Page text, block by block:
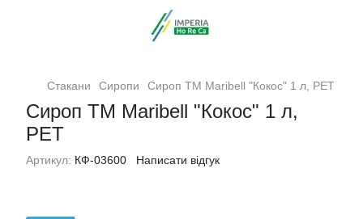
Стакани Сиропи Сироп ТМ Maribell "Кокос" 1 л, PET
Сироп ТМ Maribell "Кокос" 1 л,
PET
Артикул: КФ-03600 Написати відгук